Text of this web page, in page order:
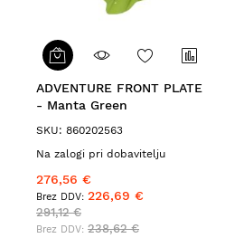
ADVENTURE FRONT PLATE
- Manta Green
SKU: 860202563
Na zalogi pri dobavitelju
276,56 €
226,69 €
291,12 €
238,62 €